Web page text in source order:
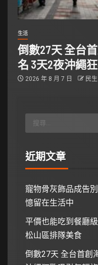
生活
倒數27天 全台
名 3天2夜沖繩
2026 年 8 月 7 日 民
近期文章
寵物骨灰飾品成告
憶留在生活中
平價也能吃到餐廳
松山區排隊美食
倒數27天 全台首創